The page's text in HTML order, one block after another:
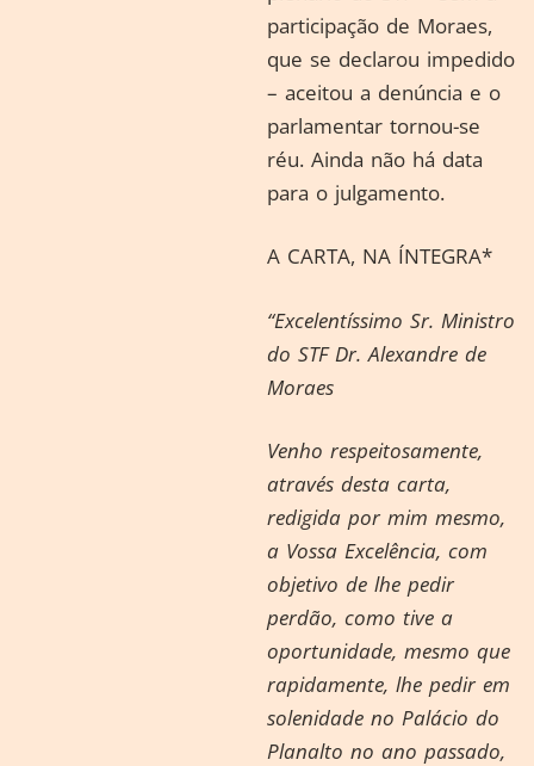
participação de Moraes,
que se declarou impedido
– aceitou a denúncia e o
parlamentar tornou-se
réu. Ainda não há data
para o julgamento.
A CARTA, NA ÍNTEGRA*
“Excelentíssimo Sr. Ministro
do STF Dr. Alexandre de
Moraes
Venho respeitosamente,
através desta carta,
redigida por mim mesmo,
a Vossa Excelência, com
objetivo de lhe pedir
perdão, como tive a
oportunidade, mesmo que
rapidamente, lhe pedir em
solenidade no Palácio do
Planalto no ano passado,